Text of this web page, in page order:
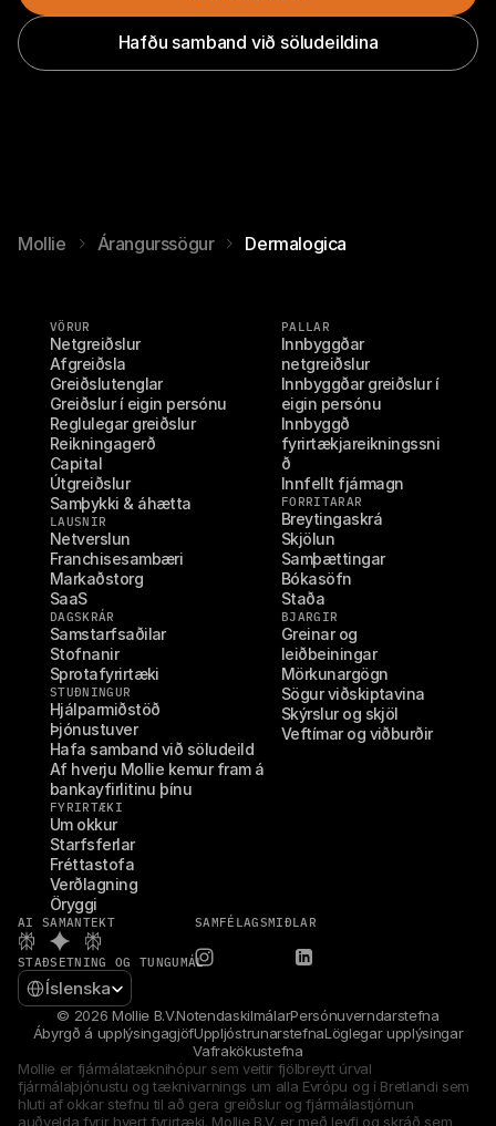
Hafðu samband við söludeildina
Mollie Árangurssögur Dermalogica
VÖRUR
Netgreiðslur
Afgreiðsla
Greiðslutenglar
Greiðslur í eigin persónu
Reglulegar greiðslur
Reikningagerð
Capital
Útgreiðslur
Samþykki & áhætta
LAUSNIR
Netverslun
Franchisesambæri
Markaðstorg
SaaS
DAGSKRÁR
Samstarfsaðilar
Stofnanir
Sprotafyrirtæki
STUÐNINGUR
Hjálparmiðstöð
Þjónustuver
Hafa samband við söludeild
Af hverju Mollie kemur fram á
bankayfirlitinu þínu
FYRIRTÆKI
Um okkur
Starfsferlar
Fréttastofa
Verðlagning
Öryggi
PALLAR
Innbyggðar
netgreiðslur
Innbyggðar greiðslur í
eigin persónu
Innbyggð
fyrirtækjareikningssni
ð
Innfellt fjármagn
FORRITARAR
Breytingaskrá
Skjölun
Samþættingar
Bókasöfn
Staða
BJARGIR
Greinar og
leiðbeiningar
Mörkunargögn
Sögur viðskiptavina
Skýrslur og skjöl
Veftímar og viðburðir
AI SAMANTEKT SAMFÉLAGSMIÐLAR
STAÐSETNING OG TUNGUMÁL
Select Language
Íslenska
© 2026 Mollie B.V.NotendaskilmálarPersónuverndarstefna
Ábyrgð á upplýsingagjöfUppljóstrunarstefnaLöglegar upplýsingar
Vafrakökustefna
Mollie er fjármálatæknihópur sem veitir fjölbreytt úrval
fjármálaþjónustu og tæknivarnings um alla Evrópu og í Bretlandi sem
hluti af okkar stefnu til að gera greiðslur og fjármálastjórnun
auðvelda fyrir hvert fyrirtæki. Mollie B.V. er með leyfi og skráð sem